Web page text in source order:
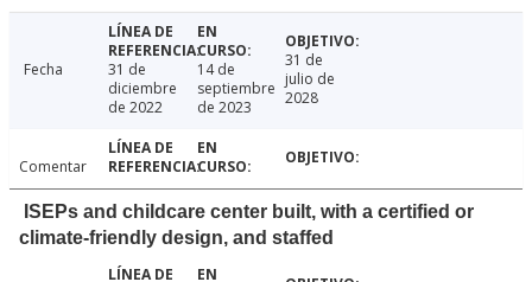
Fecha
31 de
diciembre
de 2022
14 de
septiembre
de 2023
31 de
julio de
2028
Comentar
ISEPs and childcare center built, with a certified or
climate-friendly design, and staffed